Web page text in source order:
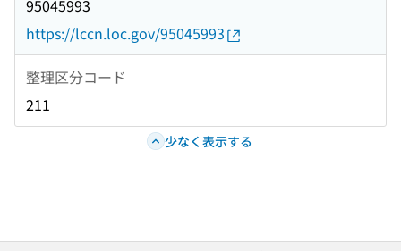
95045993
https://lccn.loc.gov/95045993
整理区分コード
211
少なく表示する